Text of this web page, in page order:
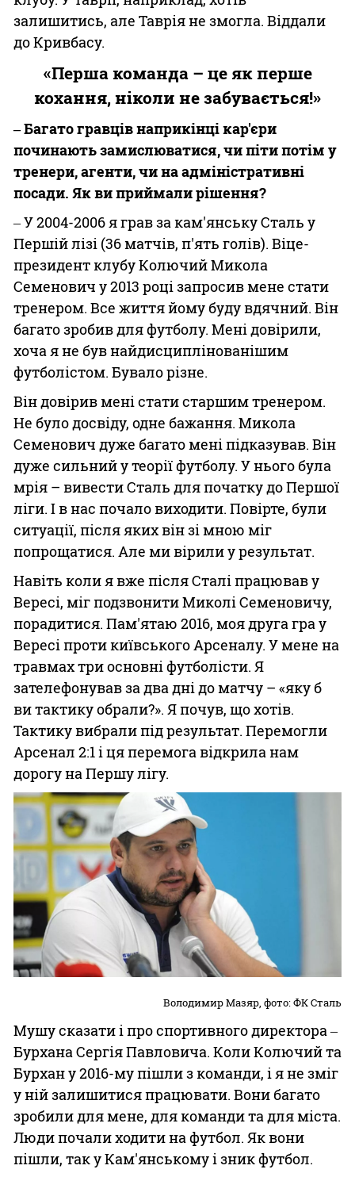
залишитись, але Таврія не змогла. Віддали
до Кривбасу.
«Перша команда – це як перше
кохання, ніколи не забувається!»
‒ Багато гравців наприкінці кар'єри
починають замислюватися, чи піти потім у
тренери, агенти, чи на адміністративні
посади. Як ви приймали рішення?
‒ У 2004-2006 я грав за кам'янську Сталь у
Першій лізі (36 матчів, п'ять голів). Віце-
президент клубу Колючий Микола
Семенович у 2013 році запросив мене стати
тренером. Все життя йому буду вдячний. Він
багато зробив для футболу. Мені довірили,
хоча я не був найдисциплінованішим
футболістом. Бувало різне.
Він довірив мені стати старшим тренером.
Не було досвіду, одне бажання. Микола
Семенович дуже багато мені підказував. Він
дуже сильний у теорії футболу. У нього була
мрія – вивести Сталь для початку до Першої
ліги. І в нас почало виходити. Повірте, були
ситуації, після яких він зі мною міг
попрощатися. Але ми вірили у результат.
Навіть коли я вже після Сталі працював у
Вересі, міг подзвонити Миколі Семеновичу,
порадитися. Пам'ятаю 2016, моя друга гра у
Вересі проти київського Арсеналу. У мене на
травмах три основні футболісти. Я
зателефонував за два дні до матчу – «яку б
ви тактику обрали?». Я почув, що хотів.
Тактику вибрали під результат. Перемогли
Арсенал 2:1 і ця перемога відкрила нам
дорогу на Першу лігу.
Володимир Мазяр, фото: ФК Сталь
Мушу сказати і про спортивного директора ‒
Бурхана Сергія Павловича. Коли Колючий та
Бурхан у 2016-му пішли з команди, і я не зміг
у ній залишитися працювати. Вони багато
зробили для мене, для команди та для міста.
Люди почали ходити на футбол. Як вони
пішли, так у Кам'янському і зник футбол.